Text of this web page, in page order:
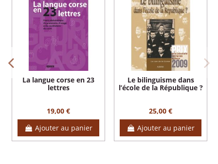
La langue corse en 23
lettres
19,00 €
Ajouter au panier
Le bilinguisme dans
l’école de la République ?
25,00 €
Ajouter au panier